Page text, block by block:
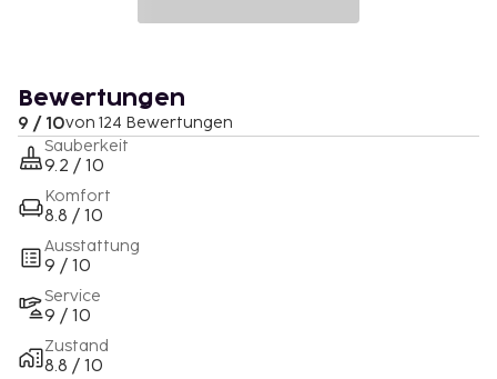
Bewertungen
9 / 10von 124 Bewertungen
Sauberkeit
9.2 / 10
Komfort
8.8 / 10
Ausstattung
9 / 10
Service
9 / 10
Zustand
8.8 / 10